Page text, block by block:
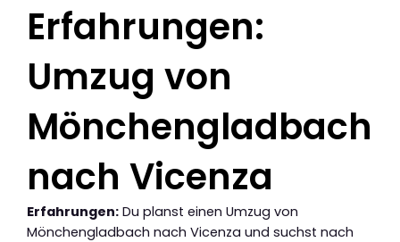
Erfahrungen:
Umzug von
Mönchengladbach
nach Vicenza
Erfahrungen: Du planst einen Umzug von
Mönchengladbach nach Vicenza und suchst nach